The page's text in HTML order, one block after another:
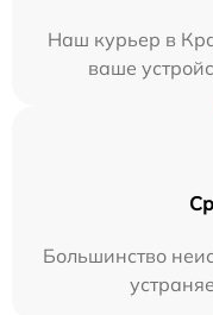
Наш курьер в
ваше
Большинство